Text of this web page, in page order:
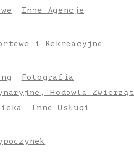
Inne Agencje
i Rekreacyjne
Fotografia
Hodowla Zwierząt
Inne Usługi